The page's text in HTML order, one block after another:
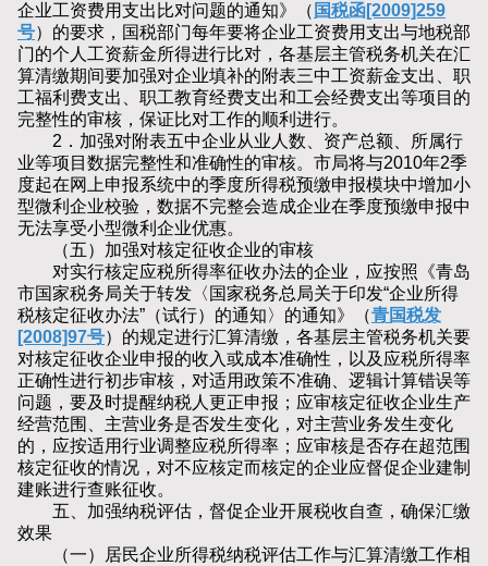
企业工资费用支出比对问题的通知》（ 国税函[2009]259
号）的要求，国税部门每年要将企业工资费用支出与地税部
门的个人工资薪金所得进行比对，各基层主管税务机关在汇
算清缴期间要加强对企业填补的附表三中工资薪金支出、职
工福利费支出、职工教育经费支出和工会经费支出等项目的
完整性的审核，保证比对工作的顺利进行。
2．加强对附表五中企业从业人数、资产总额、所属行
业等项目数据完整性和准确性的审核。市局将与2010年2季
度起在网上申报系统中的季度所得税预缴申报模块中增加小
型微利企业校验，数据不完整会造成企业在季度预缴申报中
无法享受小型微利企业优惠。
（五）加强对核定征收企业的审核
对实行核定应税所得率征收办法的企业，应按照《青岛
市国家税务局关于转发〈国家税务总局关于印发“企业所得
税核定征收办法”（试行）的通知〉的通知》（青国税发
[2008]97号）的规定进行汇算清缴，各基层主管税务机关要
对核定征收企业申报的收入或成本准确性，以及应税所得率
正确性进行初步审核，对适用政策不准确、逻辑计算错误等
问题，要及时提醒纳税人更正申报；应审核定征收企业生产
经营范围、主营业务是否发生变化，对主营业务发生变化
的，应按适用行业调整应税所得率；应审核是否存在超范围
核定征收的情况，对不应核定而核定的企业应督促企业建制
建账进行查账征收。
五、加强纳税评估，督促企业开展税收自查，确保汇缴
效果
（一）居民企业所得税纳税评估工作与汇算清缴工作相